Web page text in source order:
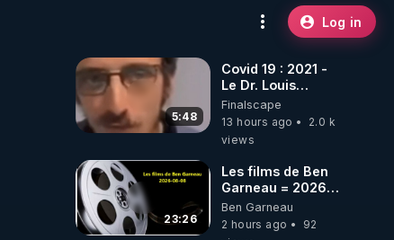
Log in
5:48
Covid 19 : 2021 -
Le Dr. Louis
Fouché renverse
le plateau de
CNews !
Finalscape
13 hours ago
2.0 k
views
23:26
Les films de Ben
Garneau = 2026-
08-08
Ben Garneau
2 hours ago
92